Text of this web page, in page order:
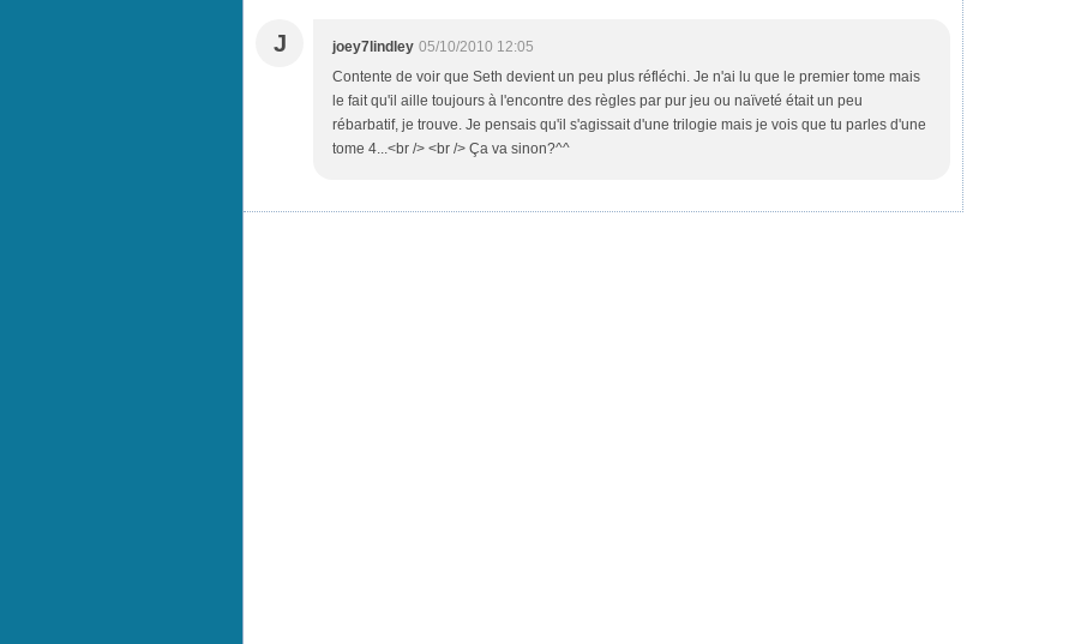
J joey7lindley 05/10/2010 12:05
Contente de voir que Seth devient un peu plus réfléchi. Je n'ai lu que le premier tome mais
le fait qu'il aille toujours à l'encontre des règles par pur jeu ou naïveté était un peu
rébarbatif, je trouve. Je pensais qu'il s'agissait d'une trilogie mais je vois que tu parles d'une
tome 4...<br /> <br /> Ça va sinon?^^